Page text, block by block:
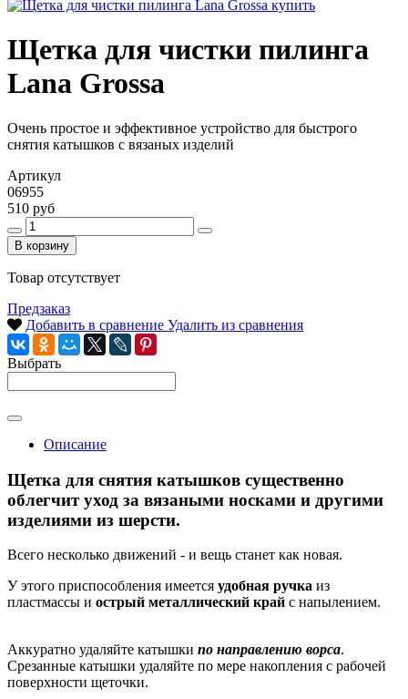
Щетка для чистки пилинга
Lana Grossa
Очень простое и эффективное устройство для быстрого
снятия катышков с вязаных изделий
Артикул
06955
510 руб
В корзину
Товар отсутствует
Предзаказ
Добавить в сравнение Удалить из сравнения
Выбрать
Описание
Щетка для снятия катышков существенно
облегчит уход за вязаными носками и другими
изделиями из шерсти.
Всего несколько движений - и вещь станет как новая.
У этого приспособления имеется удобная ручка из
пластмассы и острый металлический край с напылением.
Аккуратно удаляйте катышки по направлению ворса.
Срезанные катышки удаляйте по мере накопления с рабочей
поверхности щеточки.